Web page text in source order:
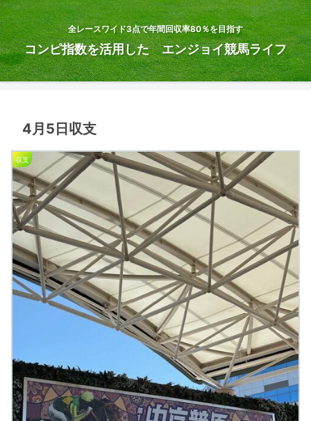
全レースワイド3点で年間回収率80％を目指す
コンピ指数を活用した エンジョイ競馬ライフ
4月5日収支
収支